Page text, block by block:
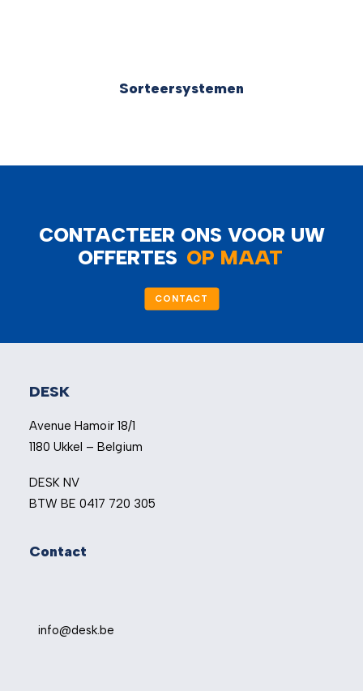
Sorteersystemen
CONTACTEER ONS VOOR UW
OFFERTES OP MAAT
CONTACT
DESK
Avenue Hamoir 18/1
1180 Ukkel – Belgium
DESK NV
BTW BE 0417 720 305
Contact
info@desk.be